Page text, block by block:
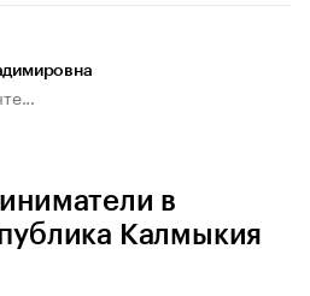
в
Калмыкия